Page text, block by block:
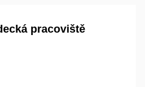
pracoviště